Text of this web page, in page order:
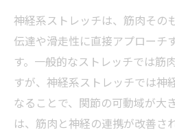
神経系ストレッチは、筋肉その
伝達や滑走性に直接アプローチ
す。一般的なストレッチでは筋
すが、神経系ストレッチでは神
なることで、関節の可動域が大
は、筋肉と神経の連携が改善さ